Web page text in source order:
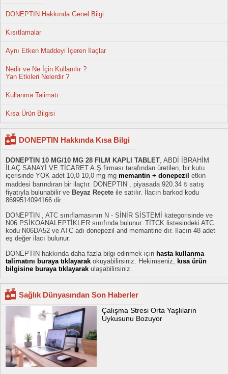
DONEPTIN Hakkında Genel Bilgi
Kısıtlamalar
Aynı Etken Maddeyi İçeren İlaçlar
Nedir ve Ne İçin Kullanılır ?
Yan Etkileri Nelerdir ?
Kullanma Talimatı
Kısa Ürün Bilgisi
DONEPTIN Hakkında Kısa Bilgi
DONEPTIN 10 MG/10 MG 28 FILM KAPLI TABLET , ABDİ İBRAHİM
İLAÇ SANAYİ VE TİCARET A.Ş firması tarafından üretilen, bir kutu
içerisinde YOK adet 10,0 10,0 mg mg memantin + donepezil etkin
maddesi barındıran bir ilaçtır. DONEPTIN , piyasada 920.34 ₺ satış
fiyatıyla bulunabilir ve Beyaz Reçete ile satılır. İlacın barkod kodu
8699514094166 dir.
DONEPTIN , ATC sınıflamasının N - SİNİR SİSTEMİ kategorisinde ve
N06 PSİKOANALEPTİKLER sınıfında bulunur. TİTCK listesindeki ATC
kodu N06DA52 ve ATC adı donepezil and memantine dır. İlacın 48 adet
eş değer ilacı bulunur.
DONEPTIN hakkında daha fazla bilgi edinmek için hasta kullanma
talimatını buraya tıklayarak okuyabilirsiniz. Hekimseniz,
kısa ürün
bilgisine buraya tıklayarak ulaşabilirsiniz.
Sağlık Dünyasından Son Haberler
Çalışma Stresi Orta Yaşlıların
Uykusunu Bozuyor